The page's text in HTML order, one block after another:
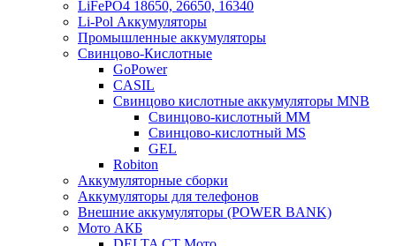
LiFePO4 18650, 26650, 16340
Li-Pol Аккумуляторы
Промышленные аккумуляторы
Свинцово-Кислотные
GoPower
CASIL
Свинцово кислотные аккумуляторы MNB
Cвинцово-кислотный MM
Cвинцово-кислотный MS
GEL
Robiton
Аккумуляторные сборки
Аккумуляторы для телефонов
Внешние аккумуляторы (POWER BANK)
Мото АКБ